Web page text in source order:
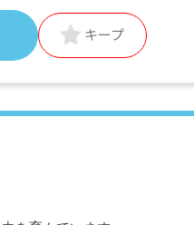
キープ